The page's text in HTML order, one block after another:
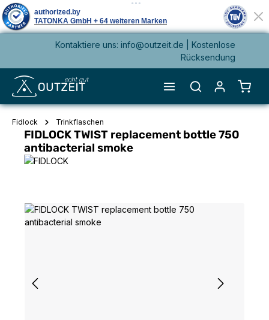
springenKontaktiere uns: info@outzeit.de | Kostenlose
Rücksendung
Fidlock Trinkflaschen
FIDLOCK TWIST replacement bottle 750
antibacterial smoke
Bildergalerie überspringen